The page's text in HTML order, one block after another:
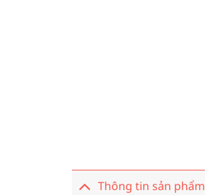
Thông tin sản phẩm